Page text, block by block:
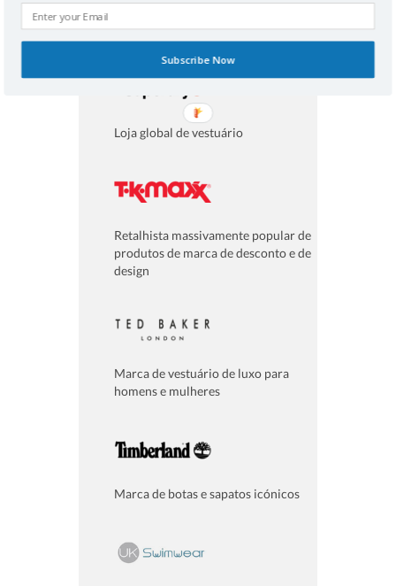
equipamento desportivo
Loja global de vestuário
Retalhista massivamente popular de
produtos de marca de desconto e de
design
Marca de vestuário de luxo para
homens e mulheres
Marca de botas e sapatos icónicos
Subscribe Now